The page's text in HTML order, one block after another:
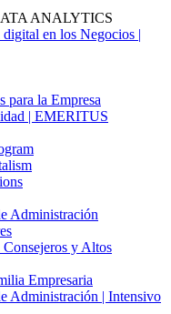
ANALYTICS
en los Negocios |
para la Empresa
| EMERITUS
Administración
y Altos
Empresaria
Administración | Intensivo